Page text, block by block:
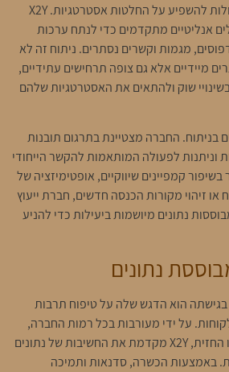
נתונים אלה לתובנות שיכולות להשפיע על החלטות אסטרטגיות. X2Y
אנליטיים מתקדמים כדי לנתח ערכות
מגמות וקשרים נסתרים. ניתוח זה לא
מיידיים אלא גם צופה תרחישים עתידיים,
שוק ולהתאים את האסטרטגיות שלהם
בניתוח. החברה מצטיינת בתרגום תובנות
וניתנות לפעולה המותאמות להקשר הייחודי
קמפיינים שיווקיים, אופטימיזציה של
או זיהוי מקורות הכנסה חדשים, חברת ייעוץ
נתונים מיושמות ביעילות כדי להניע
נתונים
בגישתה הוא הדגש שלה על טיפוח תרבות
על ידי מעורבות בכל רמות החברה,
ממנהלים ועד עובדים בקו החזית, X2Y מקדמת את החשיבות של נתונים
באמצעות הכשרה, סדנאות ותמיכה